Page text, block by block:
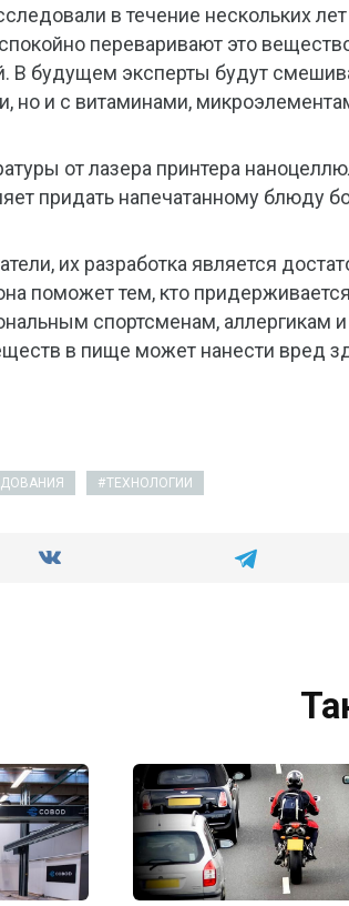
в течение нескольких
переваривают это
В будущем эксперты будут
но и с витаминами,
от лазера принтера
придать напечатанному блюду
их разработка является
поможет тем, кто
спортсменам, аллергикам
в пище может нанести вред
ТЕХНОЛОГИИ